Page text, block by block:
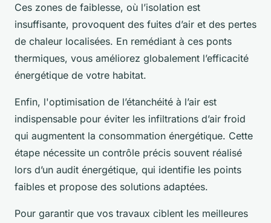
Ces zones de faiblesse, où l’isolation est
insuffisante, provoquent des fuites d’air et des pertes
de chaleur localisées. En remédiant à ces ponts
thermiques, vous améliorez globalement l’efficacité
énergétique de votre habitat.
Enfin, l'optimisation de l’étanchéité à l’air est
indispensable pour éviter les infiltrations d’air froid
qui augmentent la consommation énergétique. Cette
étape nécessite un contrôle précis souvent réalisé
lors d’un audit énergétique, qui identifie les points
faibles et propose des solutions adaptées.
Pour garantir que vos travaux ciblent les meilleures